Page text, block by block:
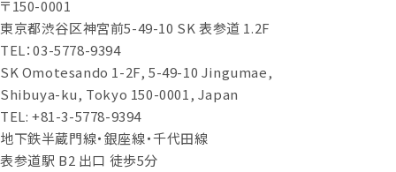
〒150-0001
東京都渋谷区神宮前5-49-10 SK 表参道 1.2F
TEL：03-5778-9394
SK Omotesando 1-2F, 5-49-10 Jingumae,
Shibuya-ku, Tokyo 150-0001, Japan
TEL: +81-3-5778-9394
地下鉄半蔵門線・銀座線・千代田線
表参道駅 B2 出口 徒歩5分